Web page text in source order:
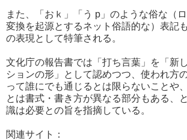
また、「おｋ」「う p」のような俗な（
変換を起源とするネット俗語的な）表記
の表現として特筆される。
文化庁の報告書では「打ち言葉」を「新
ションの形」として認めつつ、使われ方
って誰にでも通じるとは限らないことや
とは書式・書き方が異なる部分もある、
識は必要との旨を指摘している。
関連サイト：